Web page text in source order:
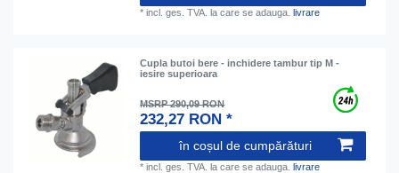
*incl. ges. TVA. la care se adauga. livrare
Cupla butoi bere - inchidere tambur tip M -
iesire superioara
MSRP 290,09 RON
232,27 RON *
în coșul de cumpărături
*incl. ges. TVA. la care se adauga.livrare